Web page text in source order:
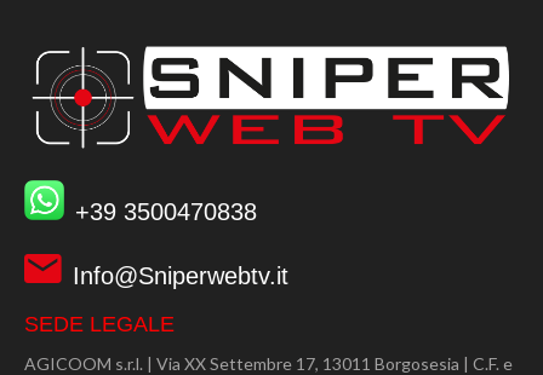
+39 3500470838
Info@Sniperwebtv.it
SEDE LEGALE
AGICOOM s.r.l. | Via XX Settembre 17, 13011 Borgosesia | C.F. e